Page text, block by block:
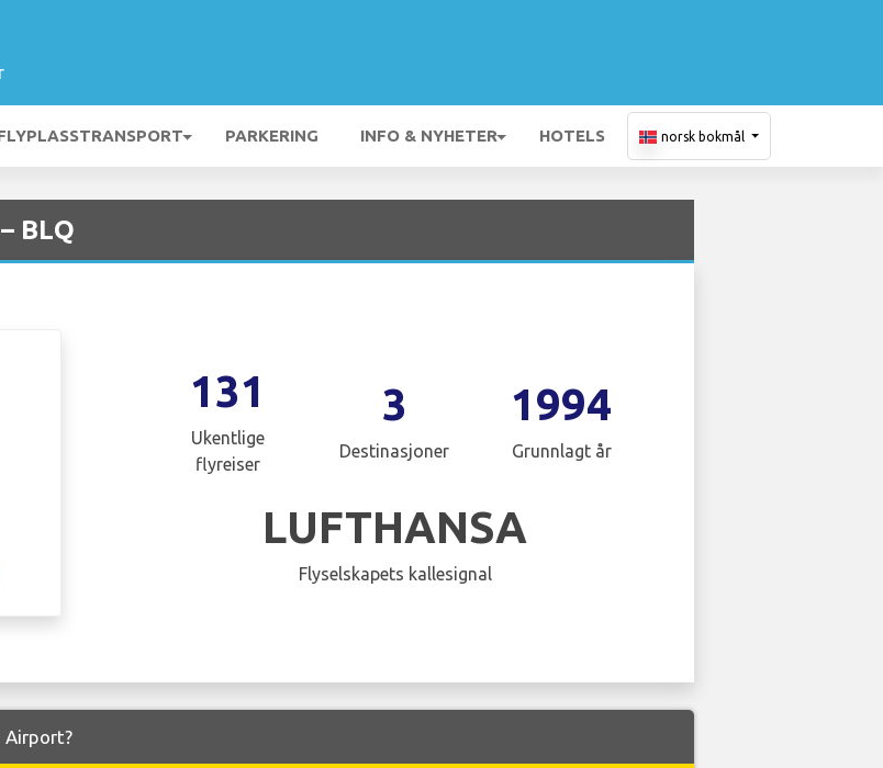
PARKERING INFO & NYHETER HOTELS norsk bokmål
BLQ
131
Ukentlige
flyreiser
3
Destinasjoner
1994
Grunnlagt år
LUFTHANSA
Flyselskapets kallesignal
Airport?